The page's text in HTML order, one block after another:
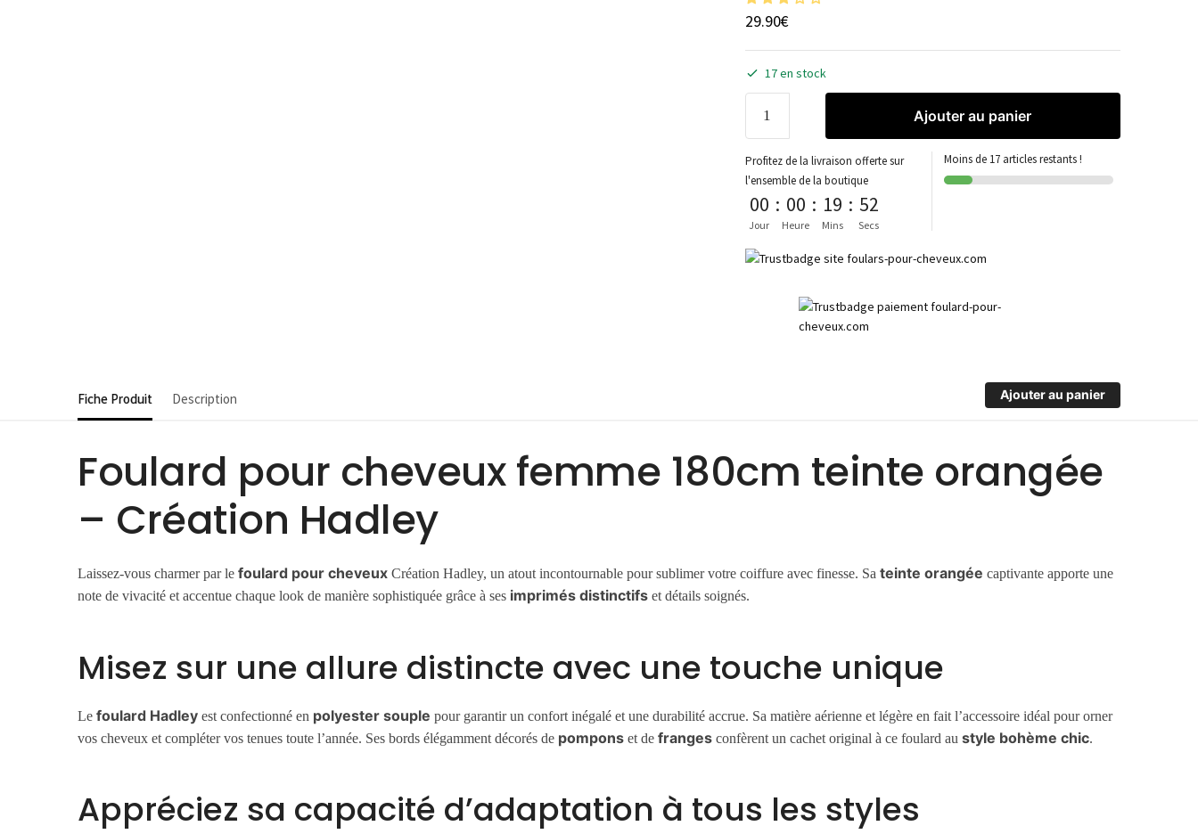
29.90€
17 en stock
Ajouter au panier
Profitez de la livraison offerte sur
l'ensemble de la boutique
00
Jour
: 00
Heure
: 19
Mins
: 52
Secs
Moins de 17 articles restants !
Fiche Produit Description Ajouter au panier
Foulard pour cheveux femme 180cm teinte orangée
– Création Hadley
Laissez-vous charmer par lefoulard pour cheveux Création Hadley, un atout incontournable pour sublimer votre coiffure avec finesse. Sateinte orangée captivante apporte une
note de vivacité et accentue chaque look de manière sophistiquée grâce à ses imprimés distinctifs et détails soignés.
Misez sur une allure distincte avec une touche unique
Lefoulard Hadley est confectionné en polyester souple pour garantir un confort inégalé et une durabilité accrue. Sa matière aérienne et légère en fait l’accessoire idéal pour orner
vos cheveux et compléter vos tenues toute l’année. Ses bords élégamment décorés de pompons et defranges confèrent un cachet original à ce foulard austyle bohème chic.
Appréciez sa capacité d’adaptation à tous les styles